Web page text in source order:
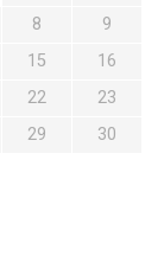
8
9
15
16
22
23
29
30